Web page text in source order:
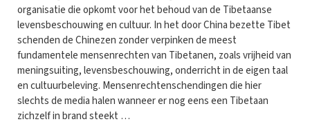
organisatie die opkomt voor het behoud van de Tibetaanse
levensbeschouwing en cultuur. In het door China bezette Tibet
schenden de Chinezen zonder verpinken de meest
fundamentele mensenrechten van Tibetanen, zoals vrijheid van
meningsuiting, levensbeschouwing, onderricht in de eigen taal
en cultuurbeleving. Mensenrechtenschendingen die hier
slechts de media halen wanneer er nog eens een Tibetaan
zichzelf in brand steekt …